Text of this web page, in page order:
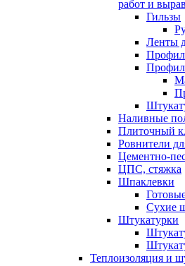
работ и
Гильзы
Ленты
Наливные
Плиточный
Ровнители
Цементно-
ЦПС, стяжка
Шпаклевки
Сухие
Штукатурки
Теплоизоляция и